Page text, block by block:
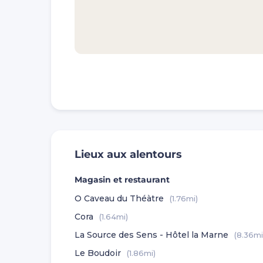
Lieux aux alentours
Magasin et restaurant
O Caveau du Théàtre
(1.76mi)
Cora (1.64mi)
La Source des Sens - Hôtel la Marne
Le Boudoir (1.86mi)